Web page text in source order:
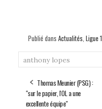
Publié dans Actualités Ligue 1
anthony lopes
Thomas Meunier (PSG) :
"sur le papier, l'OL a une
excellente équipe"